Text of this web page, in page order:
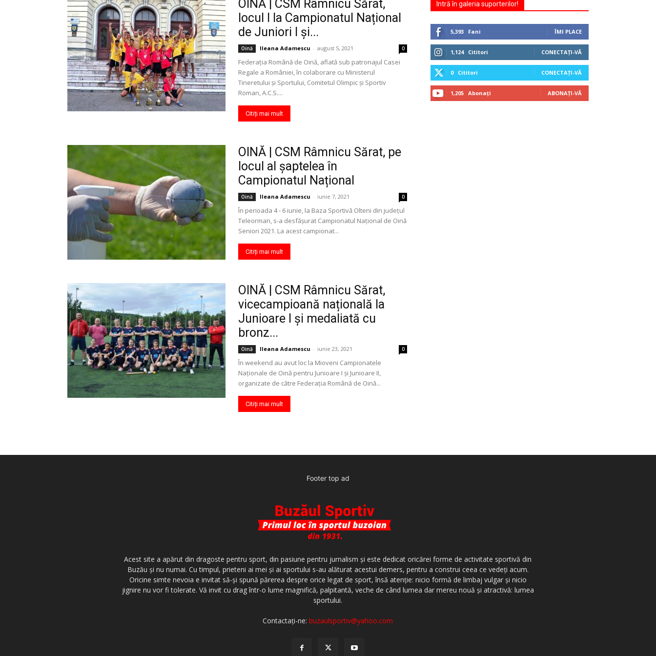
OINĂ | CSM Râmnicu Sărat,
locul I la Campionatul Național
de Juniori I și...
Oină Ileana Adamescu - august 5, 2021 0
Federaţia Română de Oină, aflată sub patronajul Casei
Regale a României, în colaborare cu Ministerul
Tineretului şi Sportului, Comitetul Olimpic şi Sportiv
Roman, A.C.S....
Citiți mai mult
OINĂ | CSM Râmnicu Sărat, pe
locul al șaptelea în
Campionatul Național
Oină Ileana Adamescu - iunie 7, 2021 0
În perioada 4 - 6 iunie, la Baza Sportivă Olteni din județul
Teleorman, s-a desfășurat Campionatul Național de Oină
Seniori 2021. La acest campionat...
Citiți mai mult
OINĂ | CSM Râmnicu Sărat,
vicecampioană națională la
Junioare I și medaliată cu
bronz...
Oină Ileana Adamescu - iunie 23, 2021 0
În weekend au avut loc la Mioveni Campionatele
Naționale de Oină pentru Junioare I și Junioare II,
organizate de către Federația Română de Oină...
Citiți mai mult
Intră în galeria suporterilor!
5,393 Fani ÎMI PLACE
1,124 Cititori CONECTAȚI-VĂ
0 Cititori CONECTAȚI-VĂ
1,205 Abonați ABONAȚI-VĂ
Footer top ad
Acest site a apărut din dragoste pentru sport, din pasiune pentru jurnalism şi este dedicat oricărei forme de activitate sportivă din
Buzău şi nu numai. Cu timpul, prieteni ai mei şi ai sportului s-au alăturat acestui demers, pentru a construi ceea ce vedeţi acum.
Oricine simte nevoia e invitat să-şi spună părerea despre orice legat de sport, însă atenţie: nicio formă de limbaj vulgar şi nicio
jignire nu vor fi tolerate. Vă invit cu drag într-o lume magnifică, palpitantă, veche de când lumea dar mereu nouă şi atractivă: lumea
sportului.
Contactați-ne:buzaulsportiv@yahoo.com